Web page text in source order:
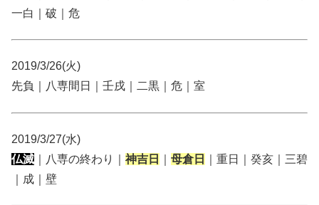
一白｜破｜危
2019/3/26(火)
先負｜八専間日｜壬戌｜二黒｜危｜室
2019/3/27(水)
仏滅 ｜八専の終わり｜ 神吉日 母倉日
｜重日｜癸亥｜三碧
｜成｜壁